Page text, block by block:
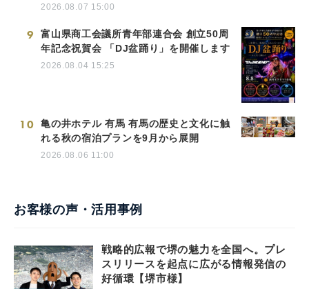
2026.08.07 15:00
9
富山県商工会議所青年部連合会 創立50周
年記念祝賀会 「DJ盆踊り」を開催します
2026.08.04 15:25
10
亀の井ホテル 有馬 有馬の歴史と文化に触
れる秋の宿泊プランを9月から展開
2026.08.06 11:00
お客様の声・活用事例
戦略的広報で堺の魅力を全国へ。プレ
スリリースを起点に広がる情報発信の
好循環【堺市様】